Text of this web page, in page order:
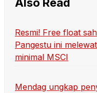
Also Read
Resmi! Free float
Pangestu ini
minimal MSCI
Mendag ungkap